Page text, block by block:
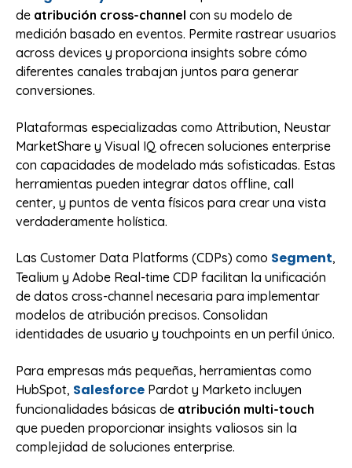
de atribución cross-channel con su modelo de
medición basado en eventos. Permite rastrear usuarios
across devices y proporciona insights sobre cómo
diferentes canales trabajan juntos para generar
conversiones.
Plataformas especializadas como Attribution, Neustar
MarketShare y Visual IQ ofrecen soluciones enterprise
con capacidades de modelado más sofisticadas. Estas
herramientas pueden integrar datos offline, call
center, y puntos de venta físicos para crear una vista
verdaderamente holística.
Las Customer Data Platforms (CDPs) como Segment,
Tealium y Adobe Real-time CDP facilitan la unificación
de datos cross-channel necesaria para implementar
modelos de atribución precisos. Consolidan
identidades de usuario y touchpoints en un perfil único.
Para empresas más pequeñas, herramientas como
HubSpot, Salesforce Pardot y Marketo incluyen
funcionalidades básicas de atribución multi-touch
que pueden proporcionar insights valiosos sin la
complejidad de soluciones enterprise.